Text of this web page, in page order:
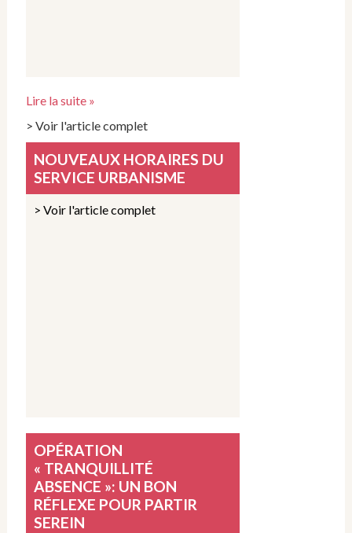
Lire la suite »
> Voir l'article complet
NOUVEAUX HORAIRES DU
SERVICE URBANISME
> Voir l'article complet
OPÉRATION
« TRANQUILLITÉ
ABSENCE »: UN BON
RÉFLEXE POUR PARTIR
SEREIN